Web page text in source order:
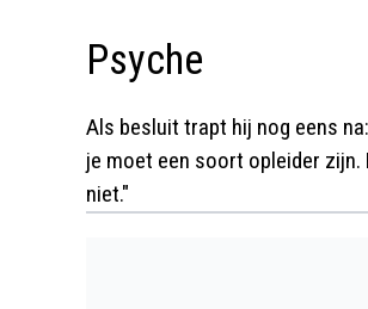
Psyche
Als besluit trapt hij nog eens
je moet een soort opleider
niet."